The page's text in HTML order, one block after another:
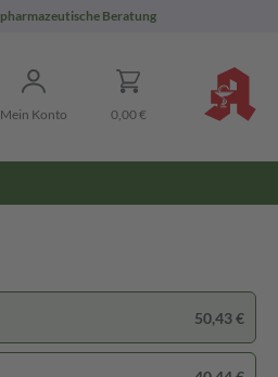
pharmazeutische Beratung
Mein Konto 0,00 €
50,43 €